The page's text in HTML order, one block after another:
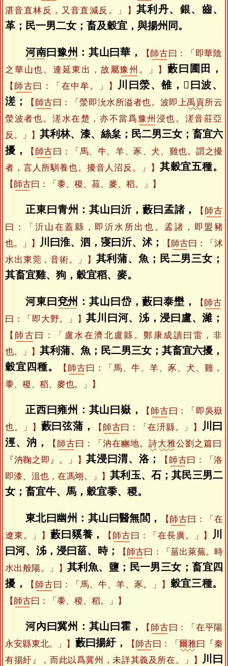
湛音直林反，又音直減反。」】 其利丹、銀、齒、
革；民一男二女；畜及穀宜，與揚州同。
河南曰豫州 ：其山曰華， 【 師古曰：「即華陰
之華山也。連延東出，故屬豫州 。」】藪曰圃田，
【 師古曰：「在中牟。」】川曰滎、雒，𡫏曰波、
溠；
【 師古曰：「滎即沇水所溢者也。波即上禹貢所云
滎波者也。溠水在楚，亦不當爲豫州 浸也。溠音莊亞
反。」】 其利林、漆、絲枲；民二男三女；畜宜六
擾，
【 師古曰：「馬、牛、羊、豕、犬、雞也。謂之擾
者，言人所馴養也。擾音人沼反。」】 其穀宜五種。
【 師古曰：「黍、稷、菽、麥、稻。」】
正東曰青州：其山曰沂，藪曰孟諸， 【 師古
曰：「沂山在蓋縣，即沂水所出也。孟諸，即盟豬
也。」】川曰淮、泗，寖曰沂、沭； 【 師古曰：「沭
水出東莞，音術。」】 其利蒲、魚；民二男三女；
其畜宜雞、狗，穀宜稻、麥。
河東曰兗州 ：其山曰岱，藪曰泰壄， 【 師古
曰：「即大野。」】其川曰河、泲，浸曰盧、濰；
【 師古 曰：「盧水在濟北盧縣。鄭康成讀曰雷，非
也。」】 其利蒲、魚；民二男三女；其畜宜六擾，
穀宜四種。
【 師古曰：「馬、牛、羊、豕、犬、雞，
黍、稷、稻、麥也。」】
正西曰雍州：其山曰嶽， 【 師古曰：「即吳嶽
也。」】 藪曰弦蒲， 【 師古曰：「在汧縣。」】
川曰
涇、汭，
【 師古曰：「汭在豳地。 詩大雅公劉之篇曰
『汭鞠之即』。」】其浸曰渭、洛； 【 師古曰：「洛
即漆、沮也，在馮翊。」】其利玉、石；其民三男二
女；畜宜牛、馬，穀宜黍、稷。
東北曰幽州：其山曰醫無閭， 【 師古曰：「在
遼東。」】藪曰豯養， 【 師古曰：「在長廣。」】川
曰河、泲，浸曰菑、時；
【 師古曰：「菑出萊蕪。時
水出般陽。」】 其利魚、鹽；民一男三女；畜宜四
擾，
【 師古曰：「馬、牛、羊、豕。」】 穀宜三種。
【 師古曰：「黍、稷、稻。」】
河內曰冀州：其山曰霍， 【 師古曰：「在平陽
永安縣東北。」】 藪曰揚紆， 【 師古曰：「 爾雅曰『秦
有揚紆』，而此以爲冀州，未詳其義及所在。」】川曰